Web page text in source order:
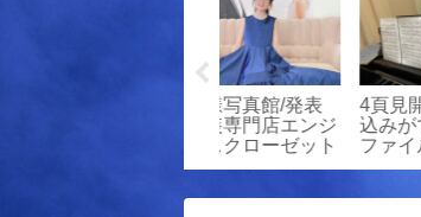
お客様写真館/発表
会衣装専門店エンジ
ェルスクローゼット